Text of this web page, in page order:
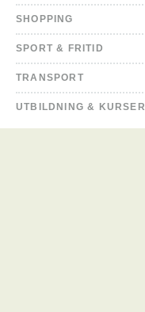
SHOPPING
SPORT & FRITID
TRANSPORT
UTBILDNING & KURSER